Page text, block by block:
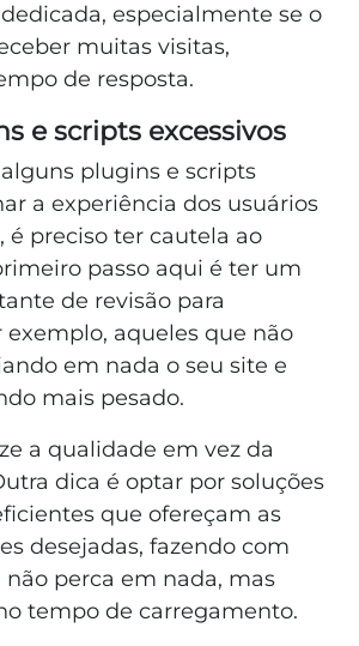
especialmente se o
muitas visitas,
de resposta.
e scripts excessivos
plugins e scripts
a experiência dos usuários
preciso ter cautela ao
passo aqui é ter um
de revisão para
exemplo, aqueles que não
em nada o seu site e
mais pesado.
a qualidade em vez da
dica é optar por soluções
que ofereçam as
desejadas, fazendo com
não perca em nada, mas
tempo de carregamento.